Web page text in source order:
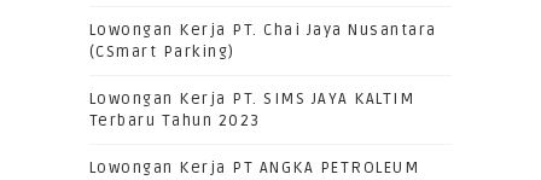
Lowongan Kerja PT. Chai Jaya Nusantara
(CSmart Parking)
Lowongan Kerja PT. SIMS JAYA KALTIM
Terbaru Tahun 2023
Lowongan Kerja PT ANGKA PETROLEUM